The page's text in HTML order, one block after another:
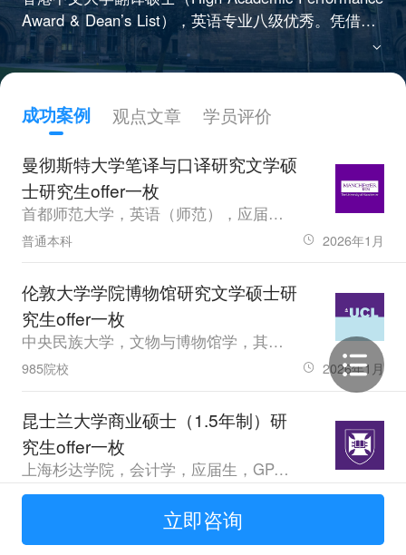
Award & Dean’s List），英语专业八级优秀。凭借扎
实的双语功底与敏锐的洞察力，致力于帮助申请者打
造逻辑严密、优势鲜明、极具竞争力的申请材料。
成功案例 观点文章
学员评价
曼彻斯特大学笔译与口译研究文学硕
士研究生offer一枚
首都师范大学，英语（师范），应届生，GPA88.99，雅思7.5、专四92.0
普通本科 2026年1月
伦敦大学学院博物馆研究文学硕士研
究生offer一枚
中央民族大学，文物与博物馆学，其他，GPA3.75
985院校 2026年1月
昆士兰大学商业硕士（1.5年制）研
究生offer一枚
上海杉达学院，会计学，应届生，GPA78.17
普通本科 2026年1月
伦敦大学学院比较教育文学硕士研究
立即咨询